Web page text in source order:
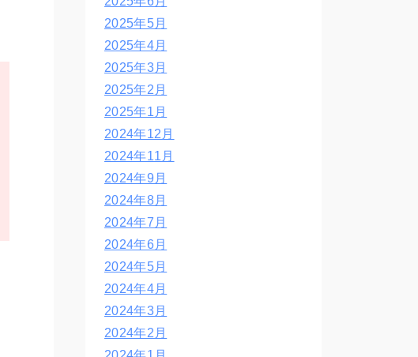
2025年5月
2025年4月
2025年3月
2025年2月
2025年1月
2024年12月
2024年11月
2024年9月
2024年8月
2024年7月
2024年6月
2024年5月
2024年4月
2024年3月
2024年2月